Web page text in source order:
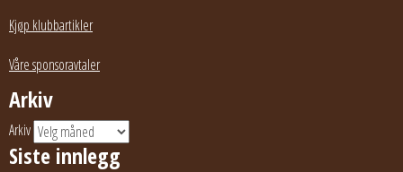
Kjøp klubbartikler
Våre sponsoravtaler
Arkiv
Arkiv
Siste innlegg